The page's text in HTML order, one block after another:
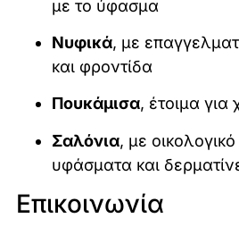
με το ύφασμα
Νυφικά, με
και φροντίδα
Πουκάμισα, έτοιμα για
Σαλόνια, με
υφάσματα και
Επικοινωνία